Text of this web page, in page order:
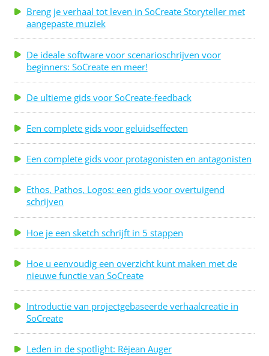
Breng je verhaal tot leven in SoCreate Storyteller met
aangepaste muziek
De ideale software voor scenarioschrijven voor
beginners: SoCreate en meer!
De ultieme gids voor SoCreate-feedback
Een complete gids voor geluidseffecten
Een complete gids voor protagonisten en antagonisten
Ethos, Pathos, Logos: een gids voor overtuigend
schrijven
Hoe je een sketch schrijft in 5 stappen
Hoe u eenvoudig een overzicht kunt maken met de
nieuwe functie van SoCreate
Introductie van projectgebaseerde verhaalcreatie in
SoCreate
Leden in de spotlight: Réjean Auger